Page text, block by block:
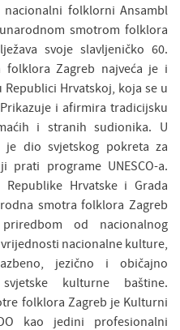
folklorni Ansambl
smotrom folklora
svoje slavljeničko 60.
folklora Zagreb najveća je i
Hrvatskoj, koja se u
i afirmira tradicijsku
i stranih sudionika. U
je dio svjetskog pokreta za
programe UNESCO-a.
Hrvatske i Grada
smotra folklora Zagreb
od nacionalnog
nacionalne kulture,
jezično i običajno
kulturne baštine.
folklora Zagreb je Kulturni
kao jedini profesionalni